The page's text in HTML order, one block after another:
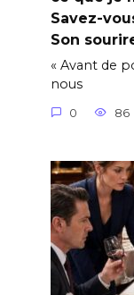
Savez-
Son
« Avant de
nous
0 86